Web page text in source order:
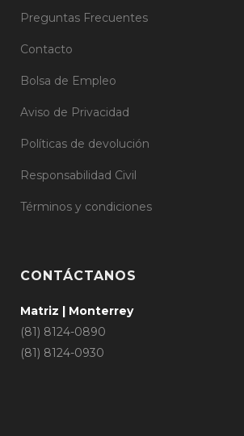
Preguntas Frecuentes
Contacto
Bolsa de Empleo
Aviso de Privacidad
Políticas de devolución
Responsabilidad Civil
Términos y condiciones
CONTÁCTANOS
Matriz | Monterrey
(81) 8124-0890
(81) 8124-0930